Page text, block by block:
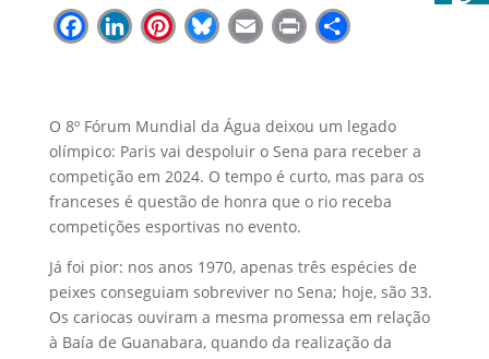
Facebook
LinkedIn
Pinterest
Bluesky
Email
PrintShare
O 8º Fórum Mundial da Água deixou um legado
olímpico: Paris vai despoluir o Sena para receber a
competição em 2024. O tempo é curto, mas para os
franceses é questão de honra que o rio receba
competições esportivas no evento.
Já foi pior: nos anos 1970, apenas três espécies de
peixes conseguiam sobreviver no Sena; hoje, são 33.
Os cariocas ouviram a mesma promessa em relação
à Baía de Guanabara, quando da realização da